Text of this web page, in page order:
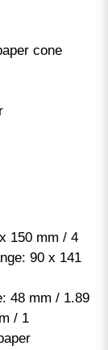
cone
150 mm / 4
90 x 141
48 mm / 1.89
/ 1